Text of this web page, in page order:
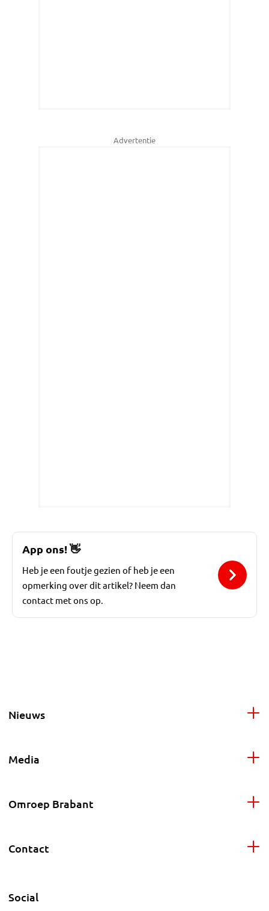
Advertentie
App ons!👋
Heb je een foutje gezien of heb je een
opmerking over dit artikel? Neem dan
contact met ons op.
Nieuws
Media
Omroep Brabant
Contact
Social